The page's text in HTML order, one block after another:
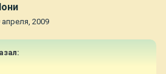
апреля, 2009